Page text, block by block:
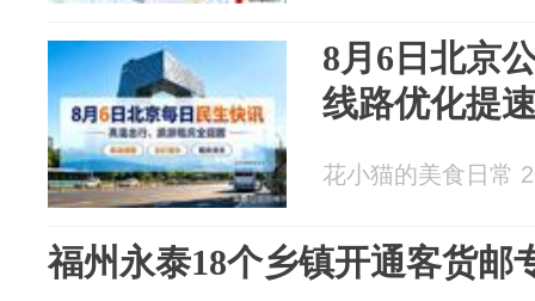
8月6日北京
线路优化提
花小猫的美食日常
福州永泰18个乡镇开通客货邮